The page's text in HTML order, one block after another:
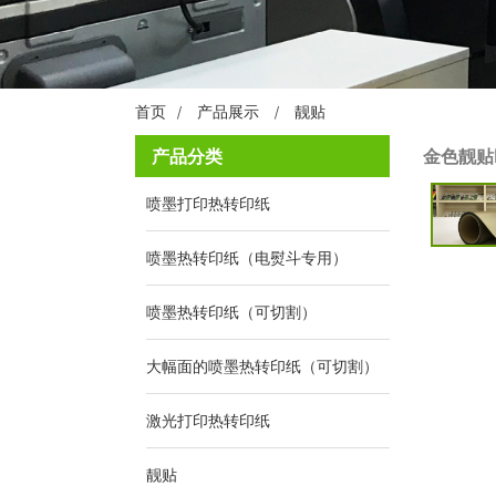
首页 产品展示 靓贴
产品分类
喷墨打印热转印纸
喷墨热转印纸（电熨斗专用）
喷墨热转印纸（可切割）
大幅面的喷墨热转印纸（可切割）
激光打印热转印纸
靓贴
金色靓